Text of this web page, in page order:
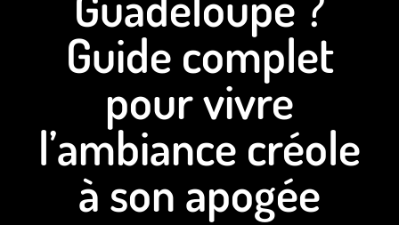
Guide complet
pour vivre
l’ambiance créole
à son apogée